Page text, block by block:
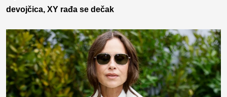
devojčica, XY rađa se dečak